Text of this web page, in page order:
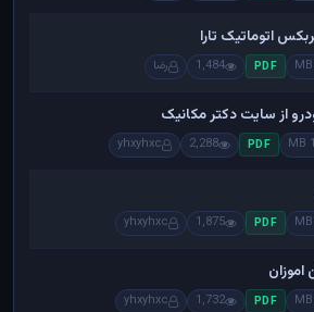
اتوماتیک تارا
PDF
1,484 رضا
از سایت دکتر مکانیک
PDF
2,288
yhxyhxc
PDF
1,875
yhxyhxc
PDF
1,732
yhxyhxc